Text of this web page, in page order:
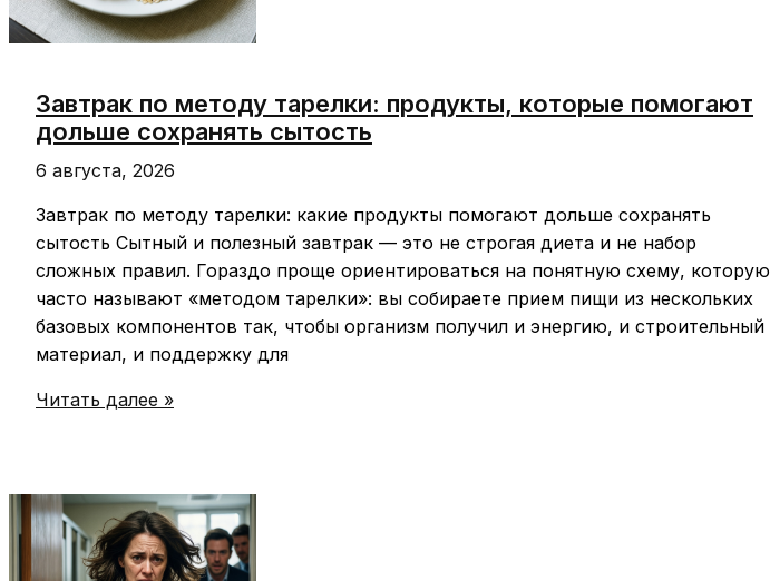
Завтрак по методу тарелки: продукты, которые помогают
дольше сохранять сытость
6 августа, 2026
Завтрак по методу тарелки: какие продукты помогают дольше сохранять
сытость Сытный и полезный завтрак — это не строгая диета и не набор
сложных правил. Гораздо проще ориентироваться на понятную схему, которую
часто называют «методом тарелки»: вы собираете прием пищи из нескольких
базовых компонентов так, чтобы организм получил и энергию, и строительный
материал, и поддержку для
Завтрак
продукты,
которые
помогают
Читать далее »